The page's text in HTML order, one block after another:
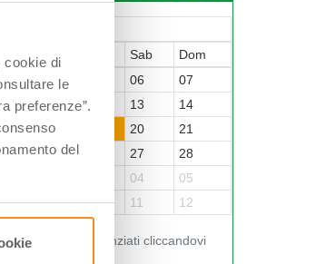
cookie di
le
preferenze”.
del
Gio Sab
Dom
04 06
07
11 12 13
14
18 20
21
25 27
28
04
05
09 10 11 12
nei giorni evidenziati cliccandovi